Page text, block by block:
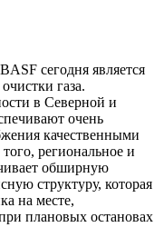
сегодня является
газа.
в Северной и
очень
качественными
региональное и
обширную
структуру, которая
на месте,
плановых остановах